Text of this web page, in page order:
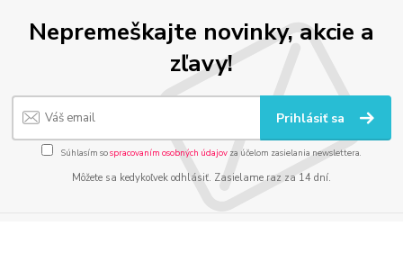
Nepremeškajte novinky, akcie a
zľavy!
Prihlásiť sa
Súhlasím sospracovaním osobných údajov za účelom zasielania newslettera.
Môžete sa kedykoľvek odhlásiť. Zasielame raz za 14 dní.